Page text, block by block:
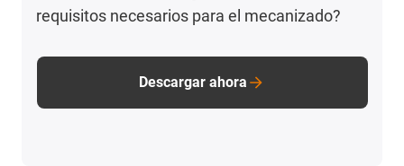
requisitos necesarios para el mecanizado?
Descargar ahora